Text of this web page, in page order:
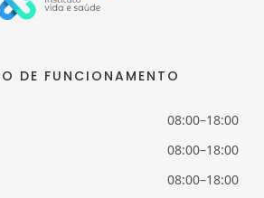
DE FUNCIONAMENTO
08:00–18:00
08:00–18:00
08:00–18:00